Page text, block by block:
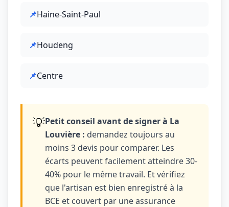
📌Haine-Saint-Paul
📌Houdeng
📌Centre
💡Petit conseil avant de signer à La
Louvière : demandez toujours au
moins 3 devis pour comparer. Les
écarts peuvent facilement atteindre 30-
40% pour le même travail. Et vérifiez
que l'artisan est bien enregistré à la
BCE et couvert par une assurance